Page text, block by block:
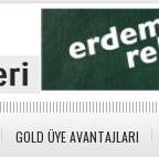
GOLD ÜYE AVANTAJLARI